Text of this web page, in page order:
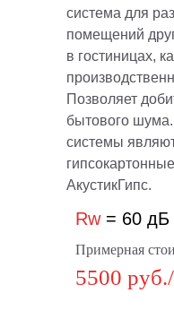
система для
помещений
в гостиницах,
Позволяет
бытового
системы
АкустикГипс.
Rw= 60 дБ
Примерная
5500